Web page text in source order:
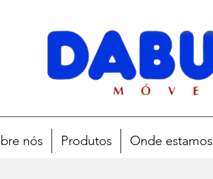
nós Produtos Onde estamos